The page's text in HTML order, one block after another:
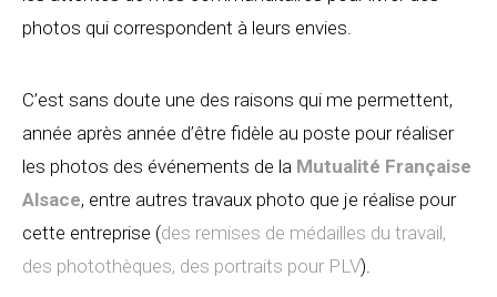
photos qui correspondent à leurs envies.
C’est sans doute une des raisons qui me permettent,
année après année d’être fidèle au poste pour réaliser
les photos des événements de la Mutualité Française
Alsace, entre autres travaux photo que je réalise pour
cette entreprise (des remises de médailles du travail,
des photothèques, des portraits pour PLV).